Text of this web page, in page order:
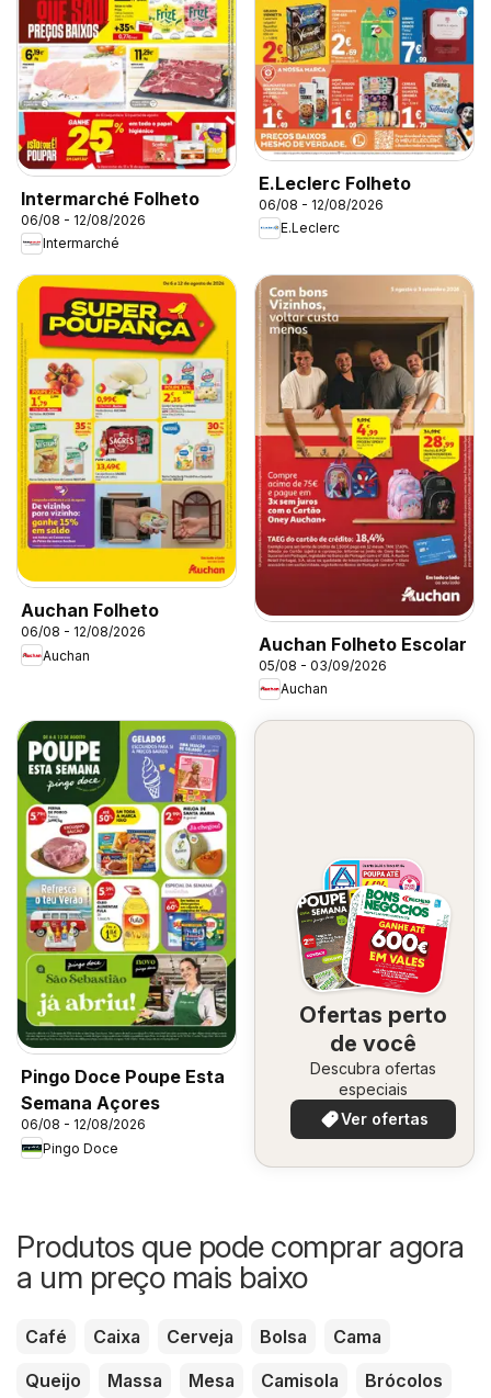
Intermarché Folheto
06/08 - 12/08/2026
Intermarché
E.Leclerc Folheto
06/08 - 12/08/2026
E.Leclerc
Auchan Folheto
06/08 - 12/08/2026
Auchan
Auchan Folheto Escolar
05/08 - 03/09/2026
Auchan
Pingo Doce Poupe Esta
Semana Açores
06/08 - 12/08/2026
Pingo Doce
Ofertas perto
de você
Descubra ofertas
especiais
Ver ofertas
Produtos que pode comprar agora
a um preço mais baixo
Café Caixa Cerveja Bolsa
Cama
Queijo
Massa Mesa Camisola
Brócolos